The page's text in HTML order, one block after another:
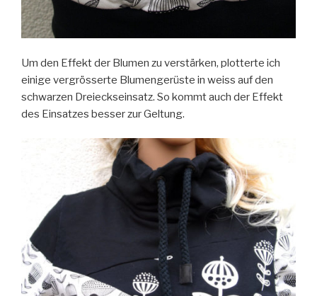
Um den Effekt der Blumen zu verstärken, plotterte ich
einige vergrösserte Blumengerüste in weiss auf den
schwarzen Dreieckseinsatz. So kommt auch der Effekt
des Einsatzes besser zur Geltung.